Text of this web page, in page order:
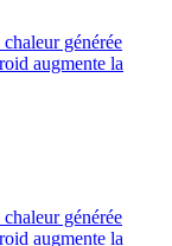
générée
augmente la
générée
augmente la